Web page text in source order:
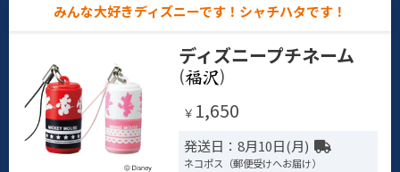
みんな大好きディズニーです！シャチハタです！
ディズニープチネーム
( )
￥ 1,650
発送日：8月10日(月)
ネコポス（郵便受けへお届け）